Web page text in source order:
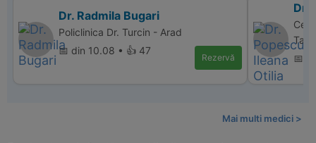
Dr. Radmila Bugari
Policlinica Dr. Turcin - Arad
📅 din 10.08 • 👍 47
Rezervă
Dr.
📅
Mai multi medici >